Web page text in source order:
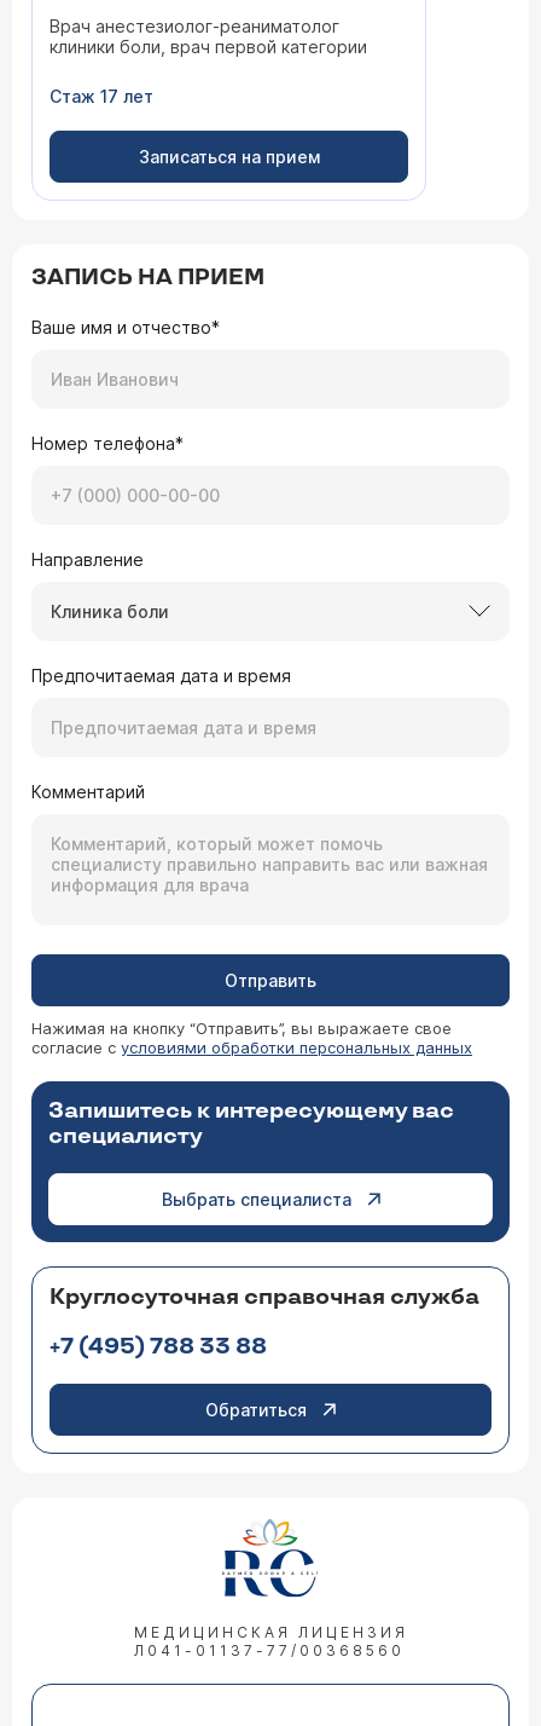
Врач анестезиолог-реаниматолог
клиники боли, врач первой категории
Стаж 17 лет
Записаться на прием
ЗАПИСЬ НА ПРИЕМ
Ваше имя и отчество*
Номер телефона*
Направление
Клиника боли
Предпочитаемая дата и время
Комментарий
Отправить
Нажимая на кнопку “Отправить”, вы выражаете свое
согласие с условиями обработки персональных данных
Запишитесь к интересующему вас
специалисту
Выбрать специалиста
Круглосуточная справочная служба
+7 (495) 788 33 88
Обратиться
МЕДИЦИНСКАЯ ЛИЦЕНЗИЯ
Л041-01137-77/00368560